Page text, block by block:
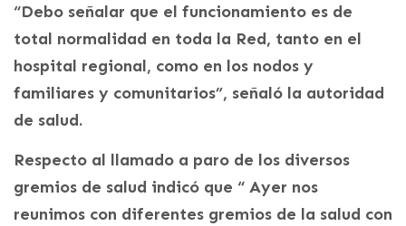
“Debo señalar que el funcionamiento es de
total normalidad en toda la Red, tanto en el
hospital regional, como en los nodos y
familiares y comunitarios”, señaló la autoridad
de salud.
Respecto al llamado a paro de los diversos
gremios de salud indicó que “ Ayer nos
reunimos con diferentes gremios de la salud con